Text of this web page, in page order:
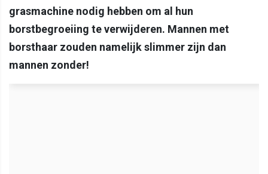
grasmachine nodig hebben om al hun
borstbegroeiing te verwijderen. Mannen met
borsthaar zouden namelijk slimmer zijn dan
mannen zonder!